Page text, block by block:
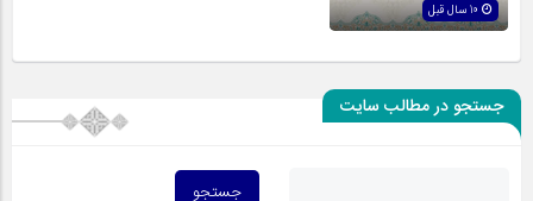
جستجو در مطالب سایت